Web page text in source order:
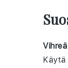
Käytä